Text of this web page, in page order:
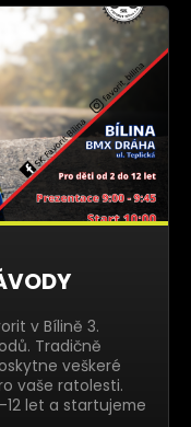
v Bílině 3.
Tradičně
veškeré
vaše ratolesti.
let a startujeme